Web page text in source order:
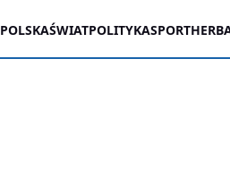
POLSKAŚWIATPOLITYKASPORT